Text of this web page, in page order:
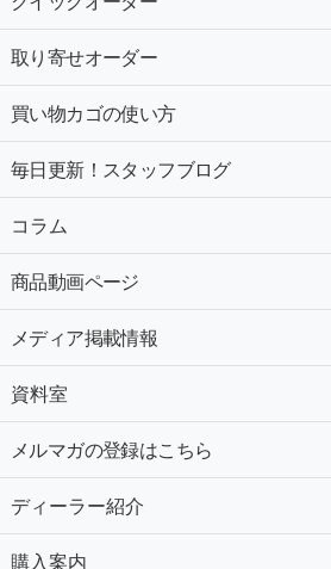
取り寄せオーダー
買い物カゴの使い方
毎日更新！スタッフブログ
コラム
商品動画ページ
メディア掲載情報
資料室
メルマガの登録はこちら
ディーラー紹介
購入案内